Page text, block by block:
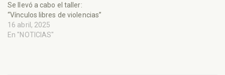
Se llevó a cabo el taller:
“Vínculos libres de violencias”
16 abril, 2025
En "NOTICIAS"